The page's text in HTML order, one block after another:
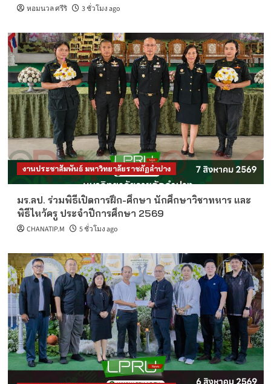
หอมนวล ศรีริ 3 ชั่วโมง ago
งานประชาสัมพันธ์ มหาวิทยาลัยราชภัฏลำปาง
มร.ลป. ร่วมพิธีเปิดการฝึก-ศึกษา นักศึกษาวิชาทหาร และ
พิธีไหว้ครู ประจำปีการศึกษา 2569
CHANATIP.M 5 ชั่วโมง ago